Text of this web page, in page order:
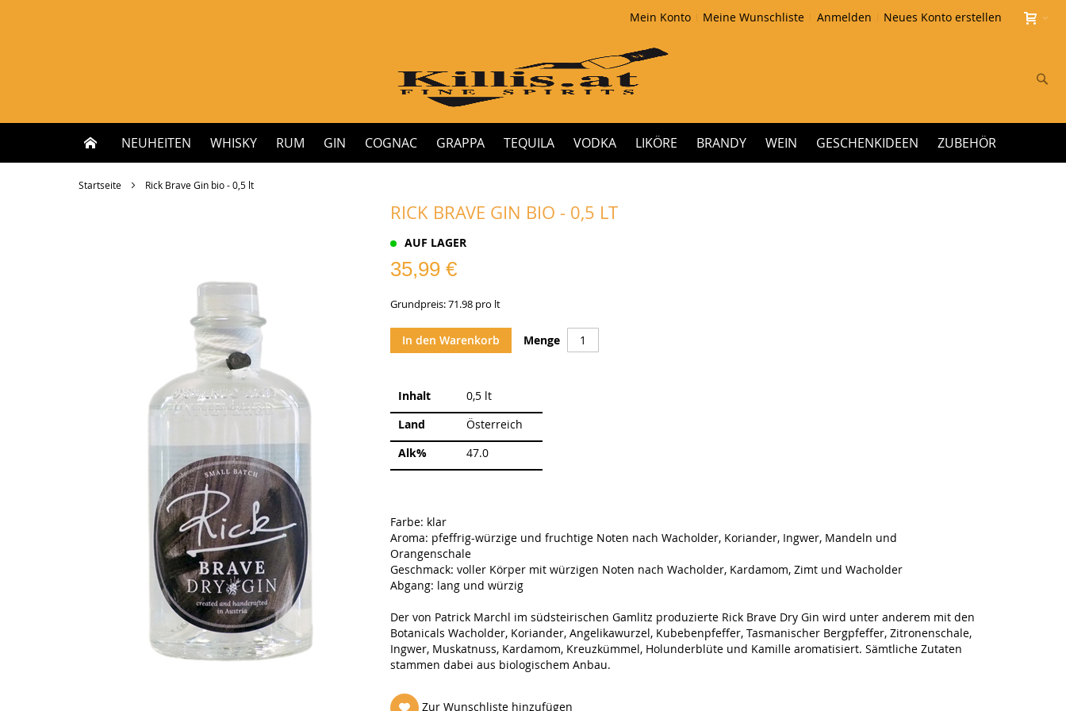
Mein Konto Meine Wunschliste Anmelden Neues Konto erstellen
NEUHEITEN WHISKY RUM GIN COGNAC GRAPPA TEQUILA VODKA LIKÖRE BRANDY WEIN GESCHENKIDEEN ZUBEHÖR
Startseite Rick Brave Gin bio - 0,5 lt
RICK BRAVE GIN BIO - 0,5 LT
AUF LAGER
35,99 €
Grundpreis: 71.98 pro lt
Menge
In den Warenkorb
Weitere
Inhalt
0,5 lt
Land
Österreich
Alk%
47.0
Farbe: klar
Aroma: pfeffrig-würzige und fruchtige Noten nach Wacholder, Koriander, Ingwer, Mandeln und
Orangenschale
Geschmack: voller Körper mit würzigen Noten nach Wacholder, Kardamom, Zimt und Wacholder
Abgang: lang und würzig
Der von Patrick Marchl im südsteirischen Gamlitz produzierte Rick Brave Dry Gin wird unter anderem mit den
Botanicals Wacholder, Koriander, Angelikawurzel, Kubebenpfeffer, Tasmanischer Bergpfeffer, Zitronenschale,
Ingwer, Muskatnuss, Kardamom, Kreuzkümmel, Holunderblüte und Kamille aromatisiert. Sämtliche Zutaten
stammen dabei aus biologischem Anbau.
Zur Wunschliste hinzufügen